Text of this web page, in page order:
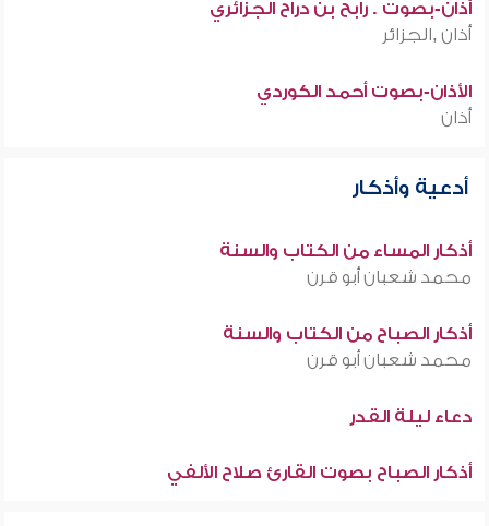
أذان-بصوت . رابح بن دراح الجزائري
أذان ,الجزائر
الأذان-بصوت أحمد الكوردي
أذان
أدعية وأذكار
أذكار المساء من الكتاب والسنة
محمد شعبان أبو قرن
أذكار الصباح من الكتاب والسنة
محمد شعبان أبو قرن
دعاء ليلة القدر
أذكار الصباح بصوت القارئ صلاح الألفي